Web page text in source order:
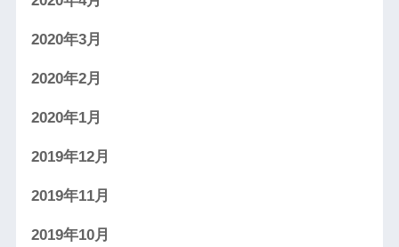
2020年3月
2020年2月
2020年1月
2019年12月
2019年11月
2019年10月